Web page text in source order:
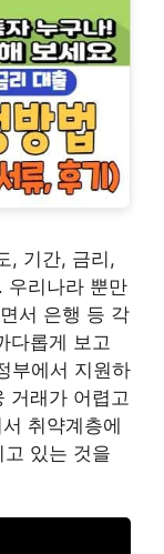
, 기간, 금리,
우리나라 뿐만
서 은행 등 각
다롭게 보고
부에서 지원하
거래가 어렵고
취약계층에
있는 것을